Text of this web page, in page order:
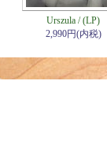
Urszula / (LP)
2,990円(内税)